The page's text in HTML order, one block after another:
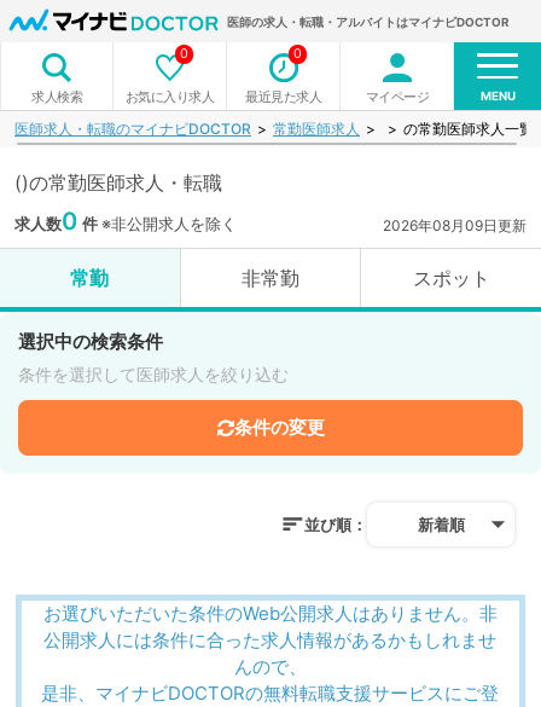
医師の求人・転職・アルバイトはマイナビDOCTOR
求人検索 お気に入り求人
0
最近見た求人
0
マイページ MENU
医師求人・転職のマイナビDOCTOR 常勤医師求人 の常勤医師求人一覧
()の常勤医師求人・転職
求人数0 件※非公開求人を除く 2026年08月09日更新
常勤 非常勤 スポット
選択中の検索条件
条件を選択して医師求人を絞り込む
条件の変更
並び順： 新着順
お選びいただいた条件のWeb公開求人はありません。非
公開求人には条件に合った求人情報があるかもしれませ
んので、
是非、マイナビDOCTORの無料転職支援サービスにご登